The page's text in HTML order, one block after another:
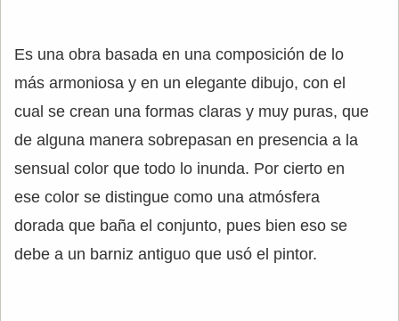
Es una obra basada en una composición de lo
más armoniosa y en un elegante dibujo, con el
cual se crean una formas claras y muy puras, que
de alguna manera sobrepasan en presencia a la
sensual color que todo lo inunda. Por cierto en
ese color se distingue como una atmósfera
dorada que baña el conjunto, pues bien eso se
debe a un barniz antiguo que usó el pintor.